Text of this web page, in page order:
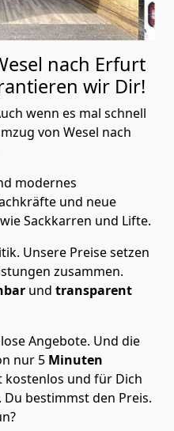
nach Erfurt
wir Dir!
wenn es mal schnell
von Wesel nach
modernes
und neue
Sackkarren und Lifte.
Unsere Preise setzen
zusammen.
und transparent
Angebote. Und die
nur 5 Minuten
kostenlos und für Dich
bestimmst den Preis.